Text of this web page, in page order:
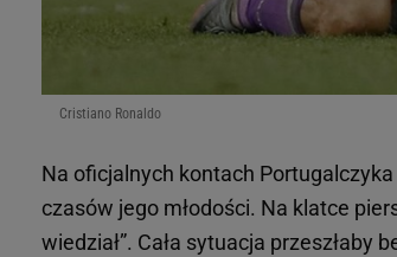
Cristiano Ronaldo
Na oficjalnych kontach
czasów jego młodości. Na klatce
wiedział”. Cała sytuacja